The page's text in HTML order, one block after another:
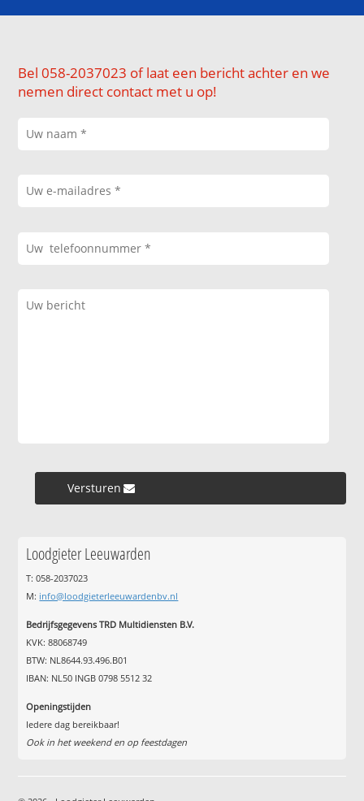
Bel 058-2037023 of laat een bericht achter en we
nemen direct contact met u op!
Versturen »
Loodgieter Leeuwarden
T: 058-2037023
M: info@loodgieterleeuwardenbv.nl
Bedrijfsgegevens TRD Multidiensten B.V.
KVK: 88068749
BTW: NL8644.93.496.B01
IBAN: NL50 INGB 0798 5512 32
Openingstijden
Iedere dag bereikbaar!
Ook in het weekend en op feestdagen